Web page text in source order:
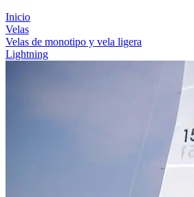
Inicio
Velas
Velas de monotipo y vela ligera
Lightning